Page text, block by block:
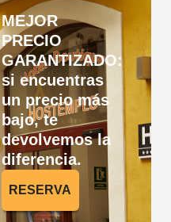
MEJOR
PRECIO
GARANTIZADO:
si encuentras
un precio más
bajo, te
devolvemos la
diferencia.
RESERVA